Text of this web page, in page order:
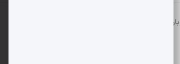
دیدگاهی می‌نویسم.